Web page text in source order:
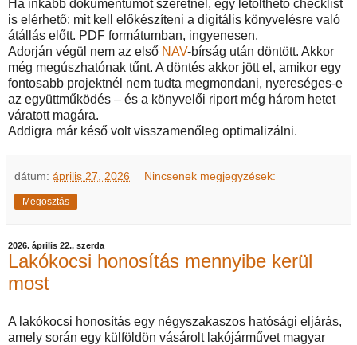
Ha inkább dokumentumot szeretnél, egy letölthető checklist
is elérhető: mit kell előkészíteni a digitális könyvelésre való
átállás előtt. PDF formátumban, ingyenesen.
Adorján végül nem az első NAV-bírság után döntött. Akkor
még megúszhatónak tűnt. A döntés akkor jött el, amikor egy
fontosabb projektnél nem tudta megmondani, nyereséges-e
az együttműködés – és a könyvelői riport még három hetet
váratott magára.
Addigra már késő volt visszamenőleg optimalizálni.
dátum: április 27, 2026 Nincsenek megjegyzések:
Megosztás
2026. április 22., szerda
Lakókocsi honosítás mennyibe kerül
most
A lakókocsi honosítás egy négyszakaszos hatósági eljárás,
amely során egy külföldön vásárolt lakójárművet magyar